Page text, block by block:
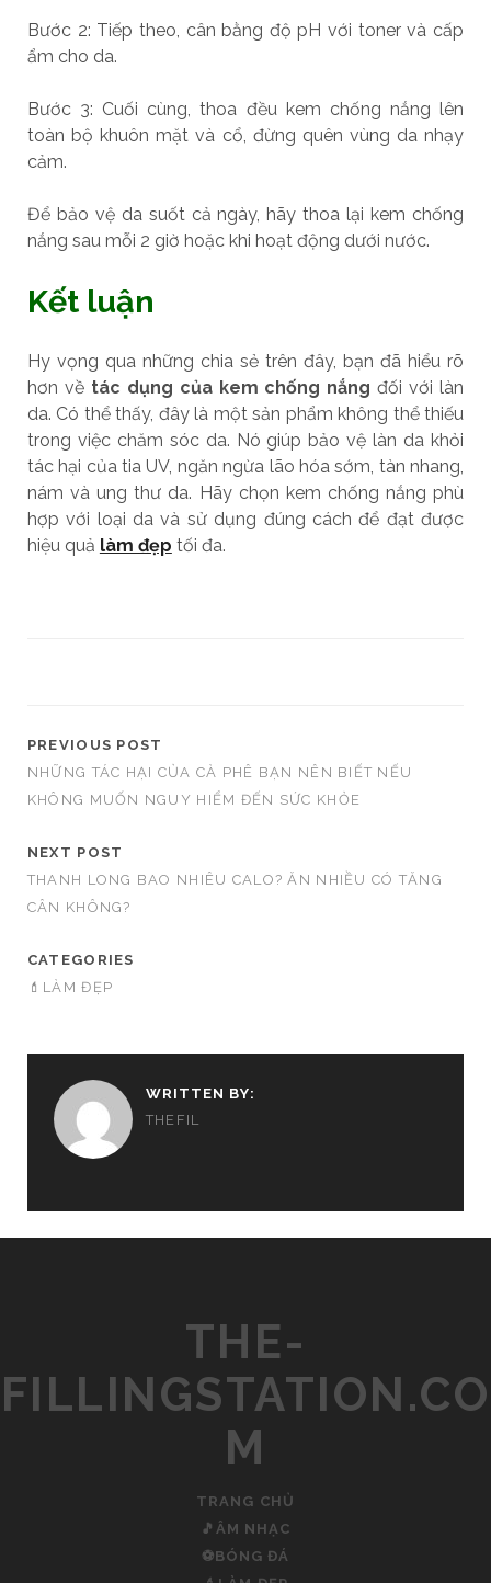
Bước 2: Tiếp theo, cân bằng độ pH với toner và cấp
ẩm cho da.
Bước 3: Cuối cùng, thoa đều kem chống nắng lên
toàn bộ khuôn mặt và cổ, đừng quên vùng da nhạy
cảm.
Để bảo vệ da suốt cả ngày, hãy thoa lại kem chống
nắng sau mỗi 2 giờ hoặc khi hoạt động dưới nước.
Kết luận
Hy vọng qua những chia sẻ trên đây, bạn đã hiểu rõ
hơn về tác dụng của kem chống nắng đối với làn
da. Có thể thấy, đây là một sản phẩm không thể thiếu
trong việc chăm sóc da. Nó giúp bảo vệ làn da khỏi
tác hại của tia UV, ngăn ngừa lão hóa sớm, tàn nhang,
nám và ung thư da. Hãy chọn kem chống nắng phù
hợp với loại da và sử dụng đúng cách để đạt được
hiệu quả làm đẹp tối đa.
PREVIOUS POST
NHỮNG TÁC HẠI CỦA CÀ PHÊ BẠN NÊN BIẾT NẾU
KHÔNG MUỐN NGUY HIỂM ĐẾN SỨC KHỎE
NEXT POST
THANH LONG BAO NHIÊU CALO? ĂN NHIỀU CÓ TĂNG
CÂN KHÔNG?
CATEGORIES
💄LÀM ĐẸP
WRITTEN BY:
THEFIL
THE-
FILLINGSTATION.CO
M
TRANG CHỦ
🎵ÂM NHẠC
⚽BÓNG ĐÁ